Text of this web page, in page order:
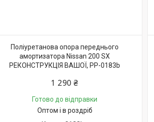
Поліуретанова опора переднього
амортизатора Nissan 200 SX
РЕКОНСТРУКЦІЯ ВАШОЇ, PP-0183b
1 290 ₴
Готово до відправки
Оптом і в роздріб